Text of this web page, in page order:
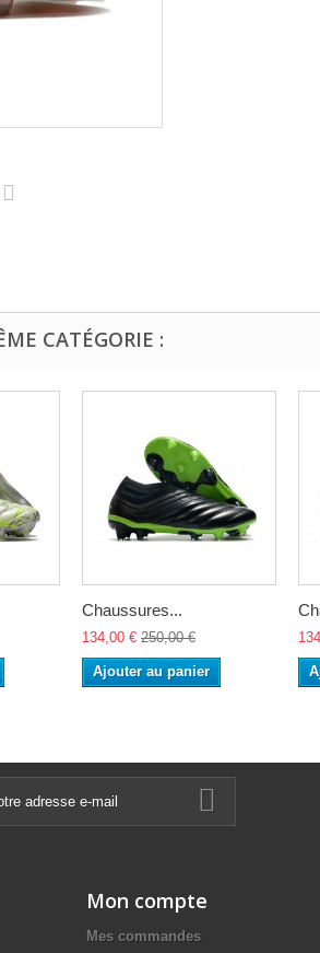
CATÉGORIE :
Chaussures...
134,00 € 250,00 €
Ajouter au panier
Mon compte
Mes commandes